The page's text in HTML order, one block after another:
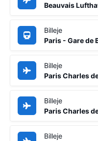
Beauvais
Billeje
Paris - Gare de
Billeje
Paris Charles
Billeje
Paris Charles
Billeje